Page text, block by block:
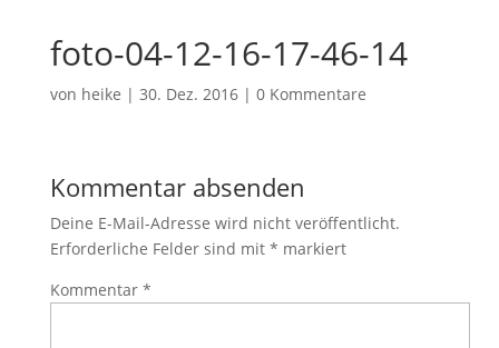
foto-04-12-16-17-46-14
von heike | 30. Dez. 2016| 0 Kommentare
Kommentar absenden
Deine E-Mail-Adresse wird nicht veröffentlicht.
Erforderliche Felder sind mit * markiert
Kommentar *